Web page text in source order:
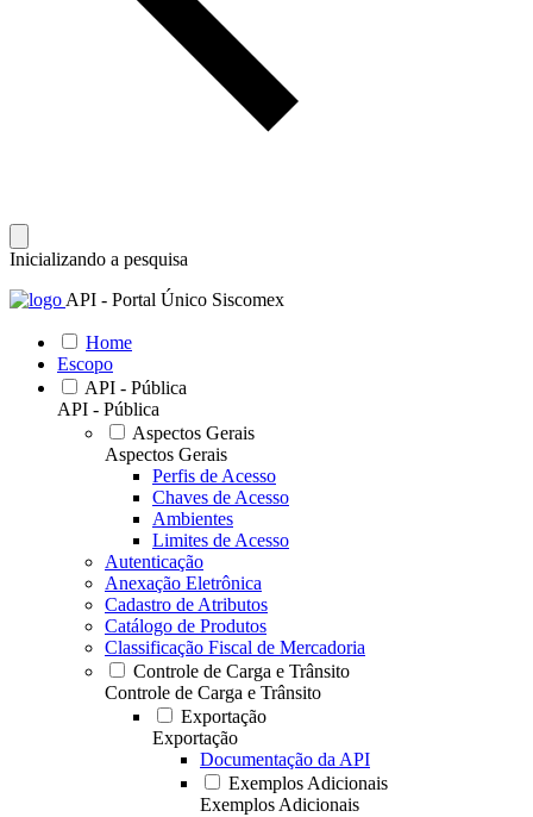
Inicializando a pesquisa
API - Portal Único Siscomex
Home
Escopo
API - Pública
API - Pública
Aspectos Gerais
Aspectos Gerais
Perfis de Acesso
Chaves de Acesso
Ambientes
Limites de Acesso
Autenticação
Anexação Eletrônica
Cadastro de Atributos
Catálogo de Produtos
Classificação Fiscal de Mercadoria
Controle de Carga e Trânsito
Controle de Carga e Trânsito
Exportação
Exportação
Documentação da API
Exemplos Adicionais
Exemplos Adicionais